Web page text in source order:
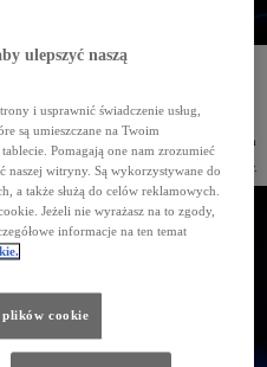
przeprowadziły udaną próbę autonomicznego
które w przyszłości przyczyni się do poprawy
a jedną z przyczyn wypadków jest nagła utrata
i ograniczenia liczby ofiar wypadków, Toyota
będą one wspierały kierowcę podczas jazdy.
ulepszyć naszą
i usprawnić świadczenie usług,
są umieszczane na Twoim
Pomagają one nam zrozumieć
naszej witryny. Są wykorzystywane do
a także służą do celów reklamowych.
Jeżeli nie wyrażasz na to zgody,
informacje na ten temat
cookie